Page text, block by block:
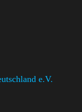
e.V.